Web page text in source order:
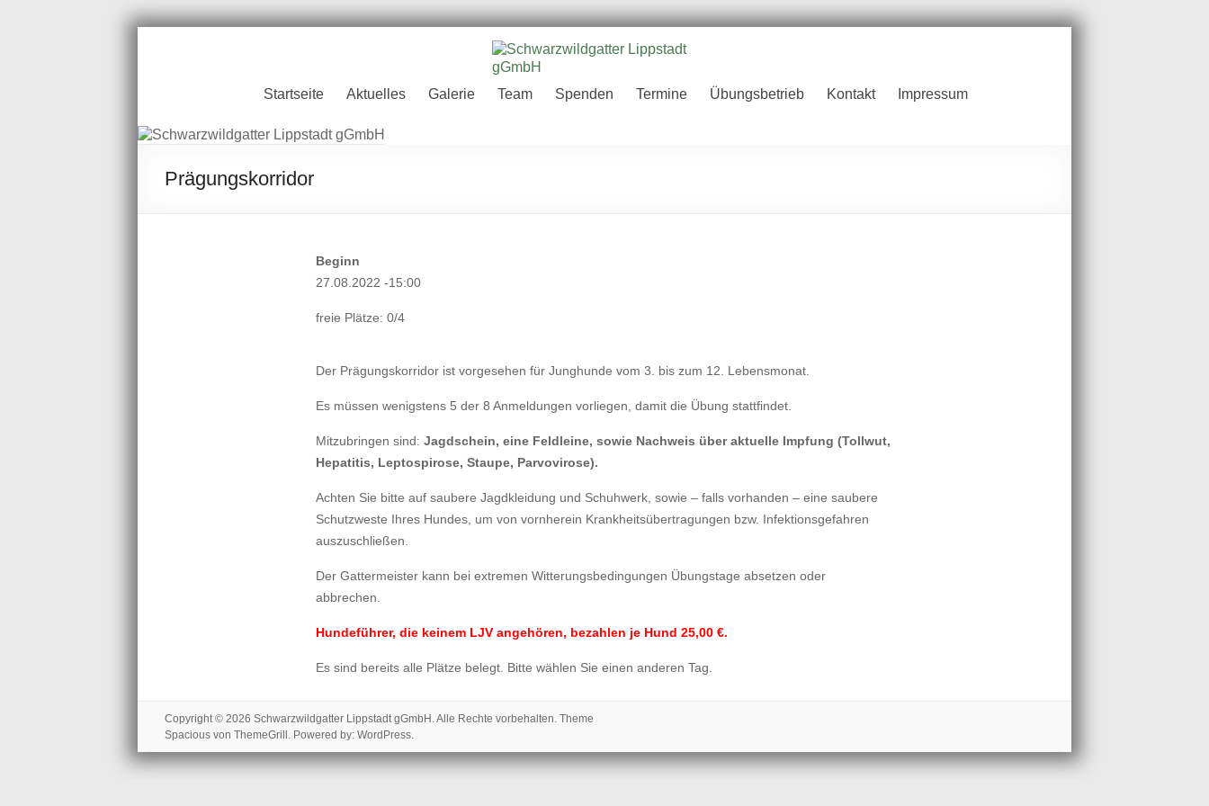
Schwarzwildgatter
Lippstadt gGmbH
Startseite Aktuelles Galerie Team Spenden Termine Übungsbetrieb Kontakt Impressum
Prägungskorridor
Beginn
27.08.2022 -15:00
freie Plätze: 0/4
Der Prägungskorridor ist vorgesehen für Junghunde vom 3. bis zum 12. Lebensmonat.
Es müssen wenigstens 5 der 8 Anmeldungen vorliegen, damit die Übung stattfindet.
Mitzubringen sind:Jagdschein, eine Feldleine, sowie Nachweis über aktuelle Impfung (Tollwut,
Hepatitis, Leptospirose, Staupe, Parvovirose).
Achten Sie bitte auf saubere Jagdkleidung und Schuhwerk, sowie – falls vorhanden – eine saubere
Schutzweste Ihres Hundes, um von vornherein Krankheitsübertragungen bzw. Infektionsgefahren
auszuschließen.
Der Gattermeister kann bei extremen Witterungsbedingungen Übungstage absetzen oder
abbrechen.
Hundeführer, die keinem LJV angehören, bezahlen je Hund 25,00 €.
Es sind bereits alle Plätze belegt. Bitte wählen Sie einen anderen Tag.
Copyright © 2026 Schwarzwildgatter Lippstadt gGmbH . Alle Rechte vorbehalten. Theme
Spacious von ThemeGrill. Powered by: WordPress.